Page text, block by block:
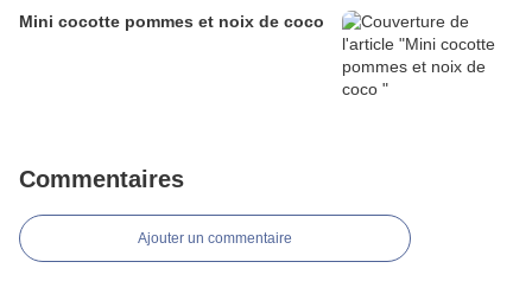
Mini cocotte pommes et noix de coco
Commentaires
Ajouter un commentaire